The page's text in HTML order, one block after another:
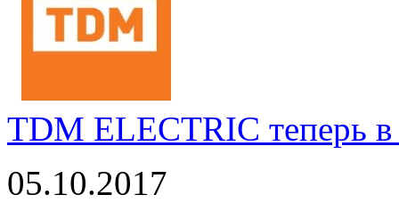
TDM ELECTRIC теперь
05.10.2017